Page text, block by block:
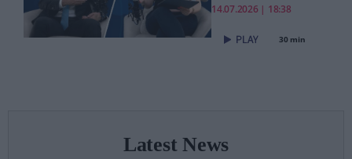
«Το νέο ΕΣΥ
είναι ήδη εδώ
– Τέλος στις
14.07.2026 | 18:38
30 min
Latest News